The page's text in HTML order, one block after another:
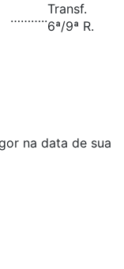
………..
Transf.
6ª/9ª R.
na data de sua